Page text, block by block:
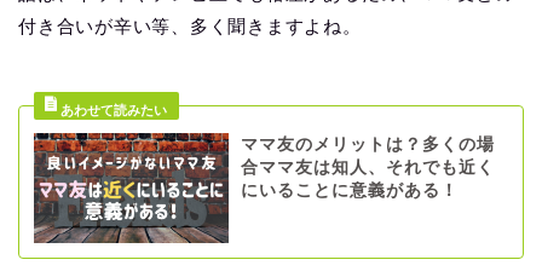
付き合いが辛い等、多く聞きますよね。
ママ友のメリットは？多くの場
合ママ友は知人、それでも近く
にいることに意義がある！